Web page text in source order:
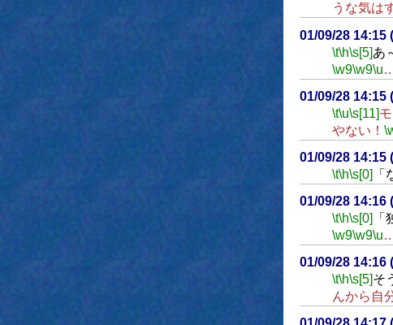
うな気は
01/09/28 14:15
\t\h\s[5]あ
\w9\w9\u
01/09/28 14:15
\t\u\s[11]
やない！
01/09/28 14:15
\t\h\s[0]
01/09/28 14:16
\t\h\s[0]
\w9\w9\u
01/09/28 14:16
\t\h\s[5]そ
んから自